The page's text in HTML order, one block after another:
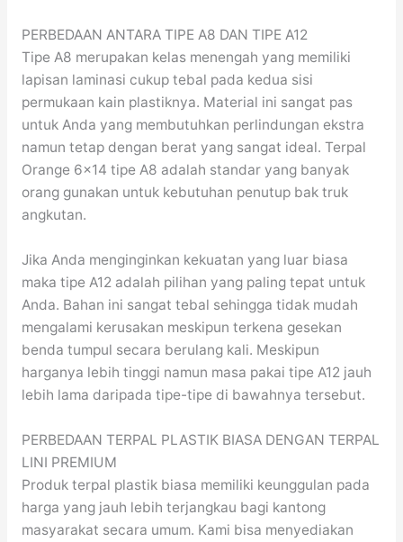
PERBEDAAN ANTARA TIPE A8 DAN TIPE A12
Tipe A8 merupakan kelas menengah yang memiliki
lapisan laminasi cukup tebal pada kedua sisi
permukaan kain plastiknya. Material ini sangat pas
untuk Anda yang membutuhkan perlindungan ekstra
namun tetap dengan berat yang sangat ideal. Terpal
Orange 6×14 tipe A8 adalah standar yang banyak
orang gunakan untuk kebutuhan penutup bak truk
angkutan.
Jika Anda menginginkan kekuatan yang luar biasa
maka tipe A12 adalah pilihan yang paling tepat untuk
Anda. Bahan ini sangat tebal sehingga tidak mudah
mengalami kerusakan meskipun terkena gesekan
benda tumpul secara berulang kali. Meskipun
harganya lebih tinggi namun masa pakai tipe A12 jauh
lebih lama daripada tipe-tipe di bawahnya tersebut.
PERBEDAAN TERPAL PLASTIK BIASA DENGAN TERPAL
LINI PREMIUM
Produk terpal plastik biasa memiliki keunggulan pada
harga yang jauh lebih terjangkau bagi kantong
masyarakat secara umum. Kami bisa menyediakan